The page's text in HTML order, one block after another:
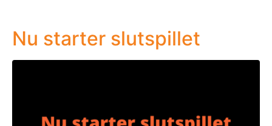
Nu starter slutspillet